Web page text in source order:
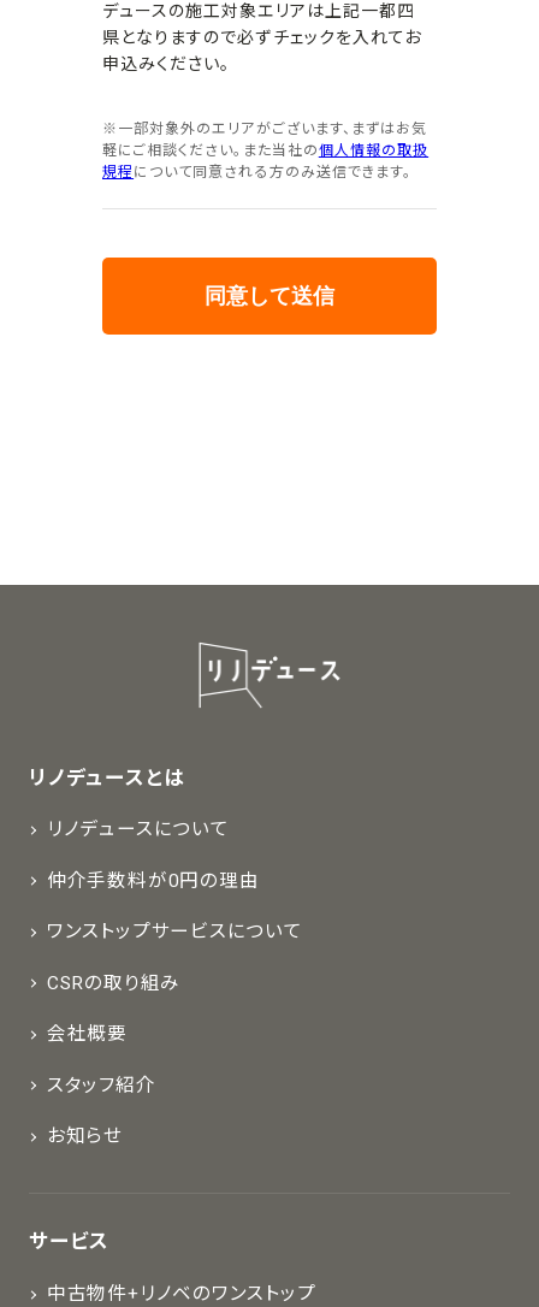
デュースの施工対象エリアは上記一都四
県となりますので必ずチェックを入れてお
申込みください。
※一部対象外のエリアがございます、まずはお気
軽にご相談ください。また当社の個人情報の取扱
規程 について同意される方のみ送信できます。
リノデュースとは
リノデュースについて
仲介手数料が0円の理由
ワンストップサービスについて
CSRの取り組み
会社概要
スタッフ紹介
お知らせ
サービス
中古物件+リノベのワンストップ